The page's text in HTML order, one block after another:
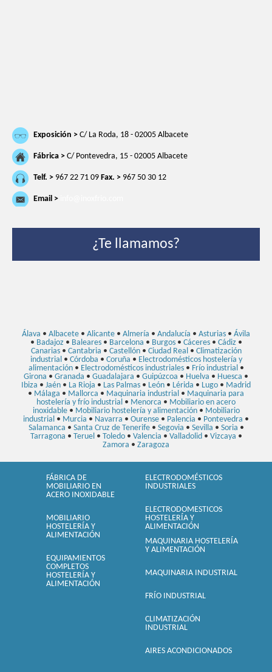
Exposición > C/ La Roda, 18 - 02005 Albacete
Fábrica > C/ Pontevedra, 15 - 02005 Albacete
Telf. > 967 22 71 09 Fax. > 967 50 30 12
Email >
¿Te llamamos?
Álava • Albacete • Alicante • Almería • Andalucía • Asturias • Ávila
• Badajoz • Baleares• Barcelona • Burgos• Cáceres• Cádiz •
Canarias• Cantabria • Castellón• Ciudad Real • Climatización
industrial • Córdoba • Coruña • Electrodomésticos hostelería y
alimentación• Electrodomésticos industriales• Frío industrial •
Girona • Granada • Guadalajara • Guipúzcoa • Huelva • Huesca •
Ibiza • Jaén • La Rioja • Las Palmas • León • Lérida • Lugo • Madrid
• Málaga • Mallorca • Maquinaria industrial • Maquinaria para
hostelería y frío industrial • Menorca • Mobiliario en acero
inoxidable• Mobiliario hostelería y alimentación• Mobiliario
industrial • Murcia • Navarra • Ourense • Palencia • Pontevedra •
Salamanca • Santa Cruz de Tenerife• Segovia • Sevilla • Soria •
Tarragona • Teruel • Toledo• Valencia • Valladolid • Vizcaya •
Zamora • Zaragoza
FÁBRICA DE
MOBILIARIO EN
ACERO INOXIDABLE
MOBILIARIO
HOSTELERÍA Y
ALIMENTACIÓN
EQUIPAMIENTOS
COMPLETOS
HOSTELERÍA Y
ALIMENTACIÓN
ELECTRODOMÉSTICOS
INDUSTRIALES
ELECTRODOMESTICOS
HOSTELERÍA Y
ALIMENTACIÓN
MAQUINARIA HOSTELERÍA
Y ALIMENTACIÓN
MAQUINARIA INDUSTRIAL
FRÍO INDUSTRIAL
CLIMATIZACIÓN
INDUSTRIAL
AIRES ACONDICIONADOS